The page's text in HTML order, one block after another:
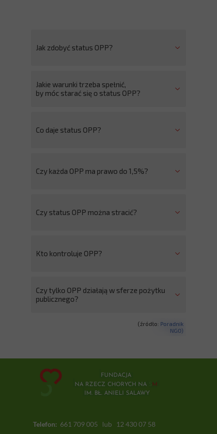
Jak zdobyć status OPP?
Jakie warunki trzeba spełnić,
by móc starać się o status OPP?
Co daje status OPP?
Czy każda OPP ma prawo do 1,5%?
Czy status OPP można stracić?
Kto kontroluje OPP?
Czy tylko OPP działają w sferze pożytku
publicznego?
(źródło: Poradnik
NGO)
FUNDACJA
NA RZECZ CHORYCH NA
M
IM. BŁ. ANIELI SALAWY
Telefon: 661 709 005 lub 12 430 07 58